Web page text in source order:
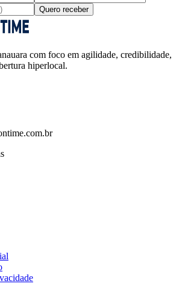
Quero receber
com foco em agilidade, credibilidade,
hiperlocal.